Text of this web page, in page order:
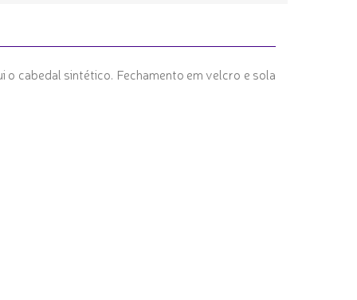
o cabedal sintético. Fechamento em velcro e sola